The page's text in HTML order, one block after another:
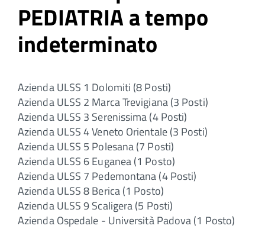
PEDIATRIA a tempo
indeterminato
Azienda ULSS 1 Dolomiti (8 Posti)
Azienda ULSS 2 Marca Trevigiana (3 Posti)
Azienda ULSS 3 Serenissima (4 Posti)
Azienda ULSS 4 Veneto Orientale (3 Posti)
Azienda ULSS 5 Polesana (7 Posti)
Azienda ULSS 6 Euganea (1 Posto)
Azienda ULSS 7 Pedemontana (4 Posti)
Azienda ULSS 8 Berica (1 Posto)
Azienda ULSS 9 Scaligera (5 Posti)
Azienda Ospedale - Università Padova (1 Posto)